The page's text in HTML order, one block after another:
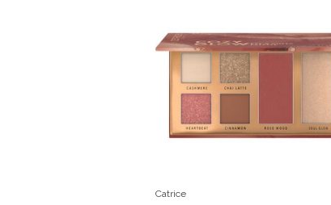
Catrice